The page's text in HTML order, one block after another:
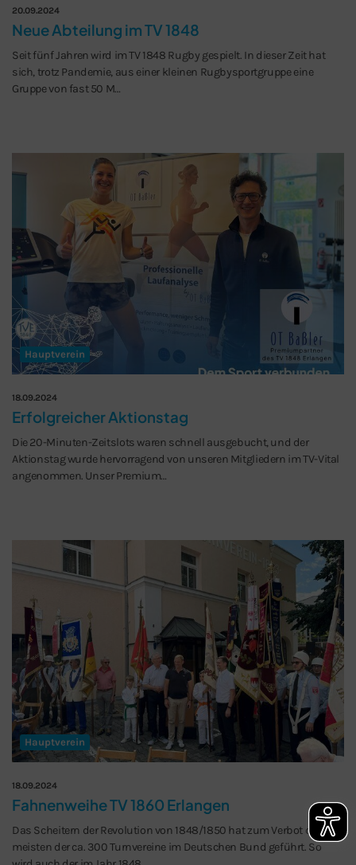
20.09.2024
Neue Abteilung im TV 1848
Seit fünf Jahren wird im TV 1848 Rugby gespielt. In dieser Zeit hat
sich, trotz Pandemie, aus einer kleinen Rugbysportgruppe eine
Gruppe von fast 50 M…
Hauptverein
18.09.2024
Erfolgreicher Aktionstag
Die 20-Minuten-Zeitslots waren schnell ausgebucht, und der
Aktionstag wurde hervorragend von unseren Mitgliedern im TV-Vital
angenommen. Unser Premium…
Hauptverein
18.09.2024
Fahnenweihe TV 1860 Erlangen
Das Scheitern der Revolution von 1848/1850 hat zum Verbot der
meisten der ca. 300 Turnvereine im Deutschen Bund geführt. So